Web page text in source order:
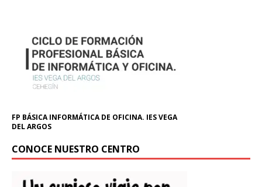
FP BÁSICA INFORMÁTICA DE OFICINA. IES VEGA
DEL ARGOS
CONOCE NUESTRO CENTRO